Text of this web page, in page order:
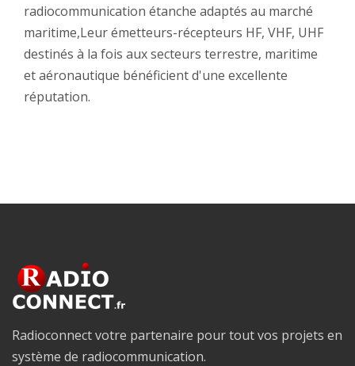
radiocommunication étanche adaptés au marché
maritime,Leur émetteurs-récepteurs HF, VHF, UHF
destinés à la fois aux secteurs terrestre, maritime
et aéronautique bénéficient d'une excellente
réputation.
Radioconnect votre partenaire pour tout vos projets en
système de radiocommunication.